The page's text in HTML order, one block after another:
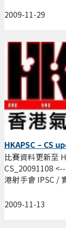
2009-11-29
HKAPSC – CS
2009-11-13
比賽資料更新至
CS_20091108
港射手會 IPSC /